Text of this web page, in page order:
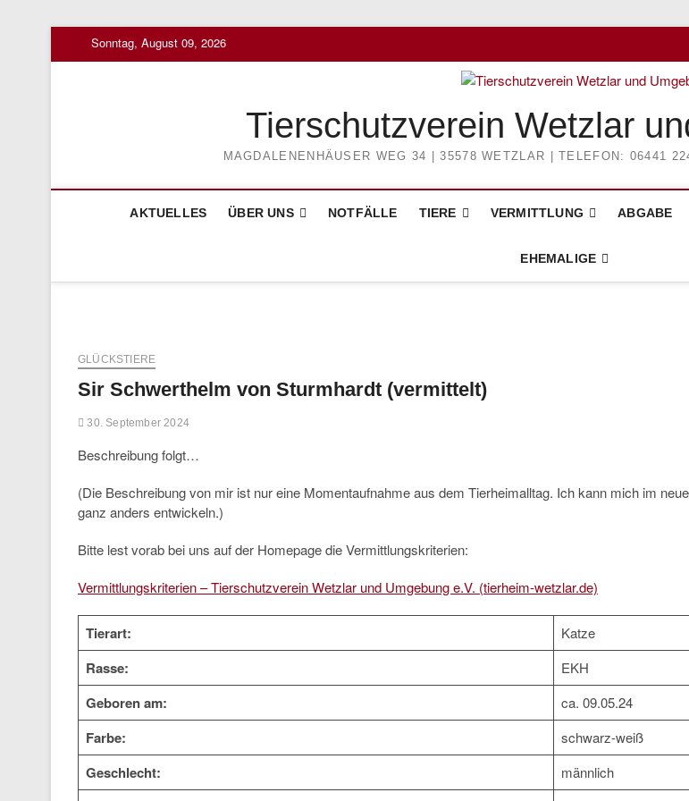
Sonntag, August 09, 2026
Tierschutzverein Wetzlar
MAGDALENENHÄUSER WEG 34 | 35578 WETZLAR | TELEFON: 06441
AKTUELLES ÜBER UNS NOTFÄLLE TIERE VERMITTLUNG ABGABE
EHEMALIGE
GLÜCKSTIERE
Sir Schwerthelm von Sturmhardt (vermittelt)
30. September 2024
Beschreibung folgt…
(Die Beschreibung von mir ist nur eine Momentaufnahme aus dem Tierheimalltag. Ich kann mich im
ganz anders entwickeln.)
Bitte lest vorab bei uns auf der Homepage die Vermittlungskriterien:
Vermittlungskriterien – Tierschutzverein Wetzlar und Umgebung e.V. (tierheim-wetzlar.de)
Tierart: Katze
Rasse: EKH
Geboren am: ca. 09.05.24
Farbe: schwarz-weiß
Geschlecht: männlich